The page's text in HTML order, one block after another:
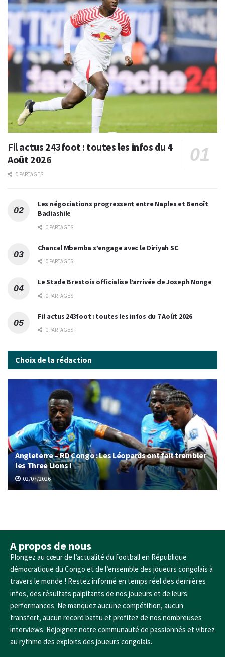
Fil actus 243foot : toutes les infos du 4
Août 2026
0 PARTAGES
Les négociations progressent entre Naples et Benoît
Badiashile
0 PARTAGES
Chancel Mbemba s’engage avec le Diriyah SC
0 PARTAGES
Le Stade Brestois officialise l’arrivée de Joseph Nonge
0 PARTAGES
Fil actus 243foot : toutes les infos du 7 Août 2026
0 PARTAGES
Choix de la rédaction
Angleterre – RD Congo : Les Léopards ont fait trembler
les Three Lions !
02/07/2026
A propos de nous
Plongez au cœur de l’actualité du football en République
démocratique du Congo et de l’ensemble des joueurs congolais à
travers le monde ! Restez informé en temps réel des dernières
infos, des résultats palpitants de nos joueurs et de leurs
performances. Ne manquez aucune compétition, aucun
transfert, aucun record battu et profitez de nos nombreuses
interviews. Rejoignez notre communauté de passionnés et vibrez
au rythme des exploits des joueurs congolais.